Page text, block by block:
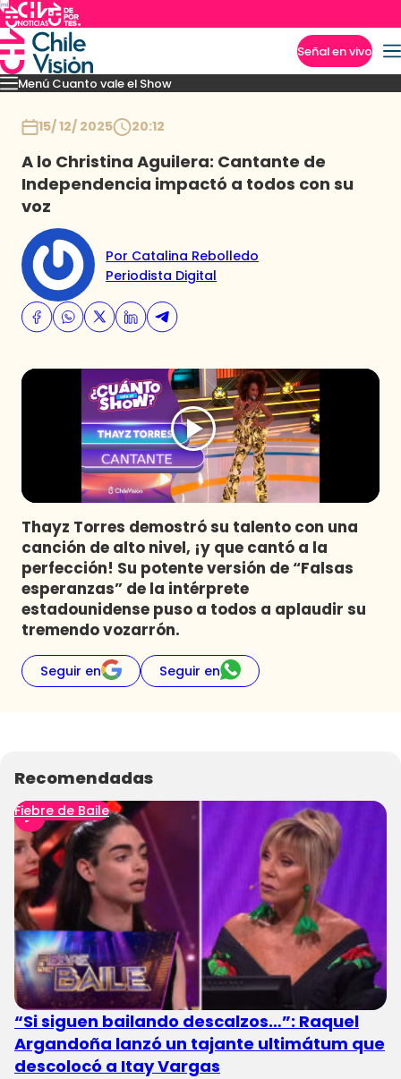
Señal en vivo
Menú Cuanto vale el Show
Momentos Presentaciones Capítulos Casting Noticias
15/ 12/ 2025 20:12
A lo Christina Aguilera: Cantante de
Independencia impactó a todos con su
voz
Por Catalina Rebolledo
Periodista Digital
Thayz Torres demostró su talento con una
canción de alto nivel, ¡y que cantó a la
perfección! Su potente versión de “Falsas
esperanzas” de la intérprete
estadounidense puso a todos a aplaudir su
tremendo vozarrón.
Seguir en Seguir en
Recomendadas
Fiebre de Baile
“Si siguen bailando descalzos…”: Raquel
Argandoña lanzó un tajante ultimátum que
descolocó a Itay Vargas
Imperdibles
Programas
Club De La Comedia
Contigo en Directo
Plan Perfecto
El Tiempo
Sabingo
Todos Los Programas